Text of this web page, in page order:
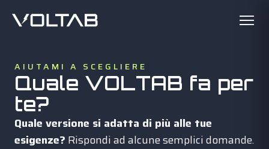
AIUTAMI A SCEGLIERE
Quale VOLTAB fa per
te?
Quale versione si adatta di più alle tue
esigenze? Rispondi ad alcune semplici domande.